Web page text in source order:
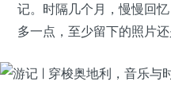
记。时隔几个月，慢慢回
多一点，至少留下的照片还